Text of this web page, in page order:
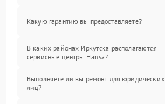
Какую гарантию вы предоставляете?
В каких районах Иркутска располагаются
сервисные центры Hansa?
Выполняете ли вы ремонт для юридических
лиц?